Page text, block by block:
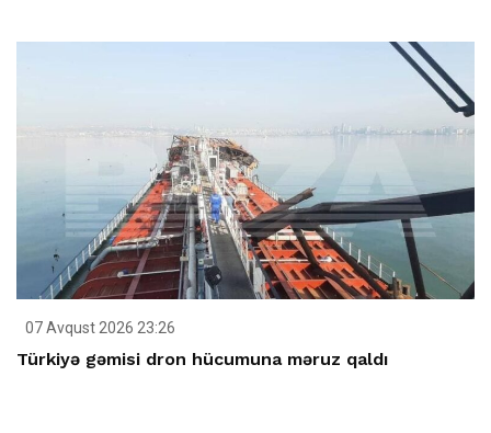
07 Avqust 2026 23:26
Türkiyə gəmisi dron hücumuna məruz qaldı